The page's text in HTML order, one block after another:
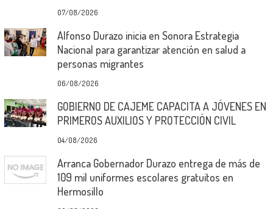
07/08/2026
Alfonso Durazo inicia en Sonora Estrategia
Nacional para garantizar atención en salud a
personas migrantes
06/08/2026
GOBIERNO DE CAJEME CAPACITA A JÓVENES EN
PRIMEROS AUXILIOS Y PROTECCIÓN CIVIL
04/08/2026
Arranca Gobernador Durazo entrega de más de
109 mil uniformes escolares gratuitos en
Hermosillo